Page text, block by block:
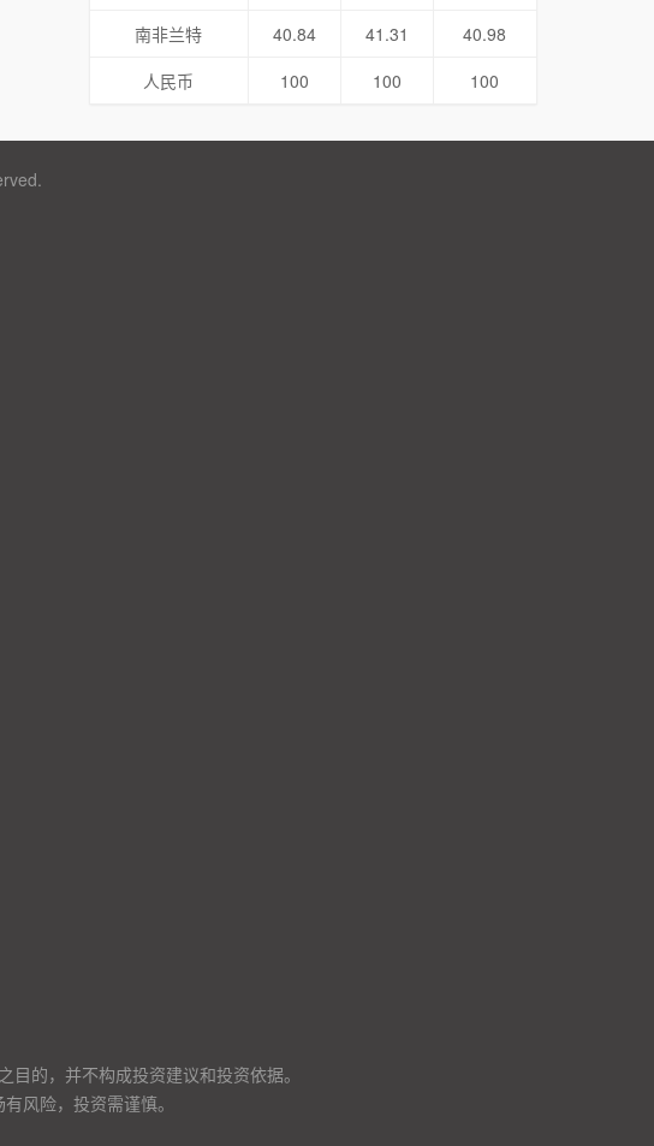
南非兰特
40.84 41.31
40.98
人民币
100 100 100
的，并不构成投资建议和投资依据。
风险，投资需谨慎。